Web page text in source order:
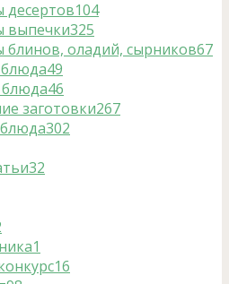
десертов104
выпечки325
блинов, оладий, сырников67
49
46
заготовки267
302
32
1
16